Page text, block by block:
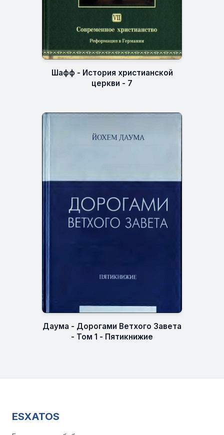
Шафф - История христианской
церкви - 7
Даума - Дорогами Ветхого Завета
- Том 1 - Пятикнижие
ESXATOS